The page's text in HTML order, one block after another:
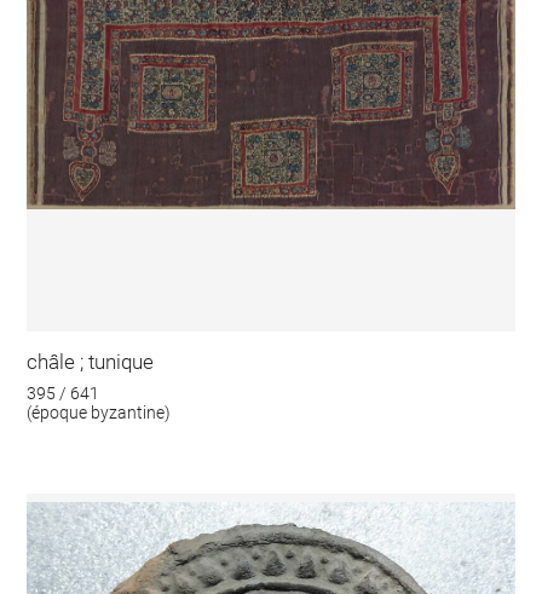
châle ; tunique
395 / 641
(époque byzantine)